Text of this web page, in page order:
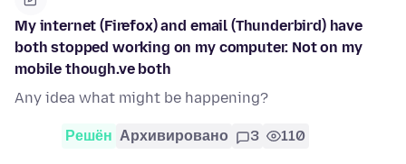
My internet (Firefox) and email (Thunderbird) have
both stopped working on my computer. Not on my
mobile though.ve both
Any idea what might be happening?
Решён Архивировано 3 110